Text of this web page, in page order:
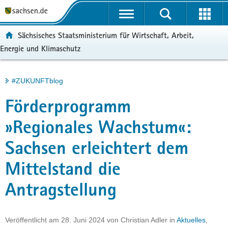
t
a
l
e
r
e
i
f
n
u
p
t
h
t
e
r
v
e
Portalübergreifende
Sächsisches Staatsministerium für Wirtschaft, Arbeit,
Energie und Klimaschutz
Hauptinhalt
#ZUKUNFTblog
Förderprogramm
»Regionales Wachstum«:
Sachsen erleichtert dem
Mittelstand die
Antragstellung
Veröffentlicht am 28. Juni 2024 von Christian Adler in Aktuelles